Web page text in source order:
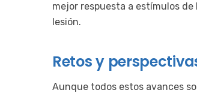
mejor respuesta a estímulos de
lesión.
Retos y
Aunque todos estos avances